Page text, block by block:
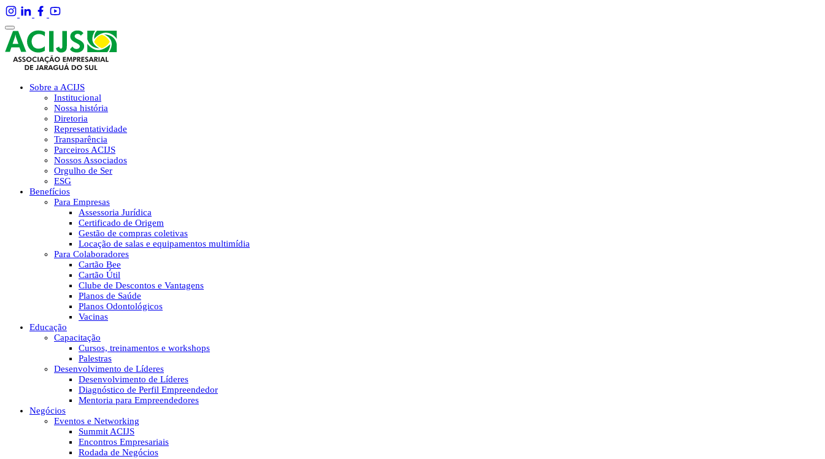
Sobre a ACIJS
Institucional
Nossa história
Diretoria
Representatividade
Transparência
Parceiros ACIJS
Nossos Associados
Orgulho de Ser
ESG
Benefícios
Para Empresas
Assessoria Jurídica
Certificado de Origem
Gestão de compras coletivas
Locação de salas e equipamentos multimídia
Para Colaboradores
Cartão Bee
Cartão Útil
Clube de Descontos e Vantagens
Planos de Saúde
Planos Odontológicos
Vacinas
Educação
Capacitação
Cursos, treinamentos e workshops
Palestras
Desenvolvimento de Líderes
Desenvolvimento de Líderes
Diagnóstico de Perfil Empreendedor
Mentoria para Empreendedores
Negócios
Eventos e Networking
Summit ACIJS
Encontros Empresariais
Rodada de Negócios